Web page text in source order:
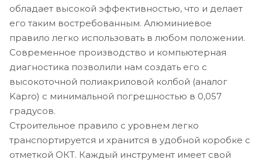
обладает высокой эффективностью, что и делает
его таким востребованным. Алюминиевое
правило легко использовать в любом положении.
Современное производство и компьютерная
диагностика позволили нам создать его с
высокоточной полиакриловой колбой (аналог
Kapro) с минимальной погрешностью в 0,057
градусов.
Строительное правило с уровнем легко
транспортируется и хранится в удобной коробке с
отметкой ОКТ. Каждый инструмент имеет свой